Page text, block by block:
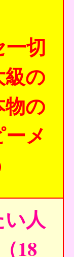
切
の
の
メ
人
18